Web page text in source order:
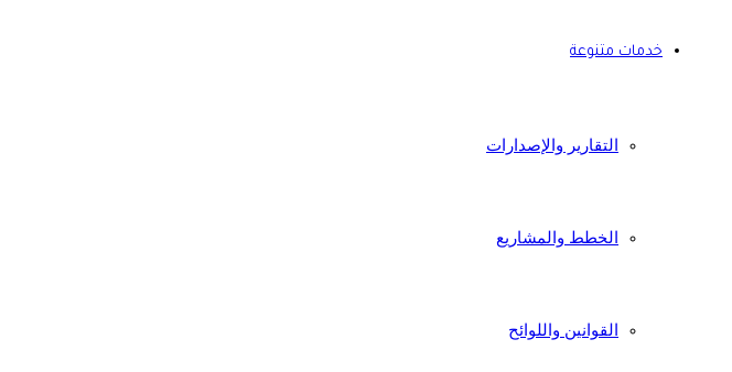
خدمات متنوعة
التقارير والإصدارات
الخطط والمشاريع
القوانين واللوائح